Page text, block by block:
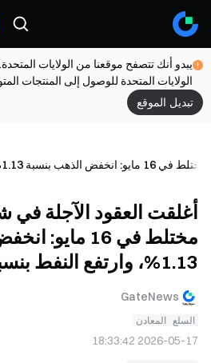
يبدو أنك تتصفح موقعنا من الولايات
الولايات المتحدة للوصول إلى المنتجات
تبديل الموقع
النفط بنسبة 3.82%
أغلقت العقود الآجلة في
مختلط في 16
1.13%، وارتفع النفط بنسبة 3.82%
GateNews
السلع المعادن
2026-05-17 18:33:42